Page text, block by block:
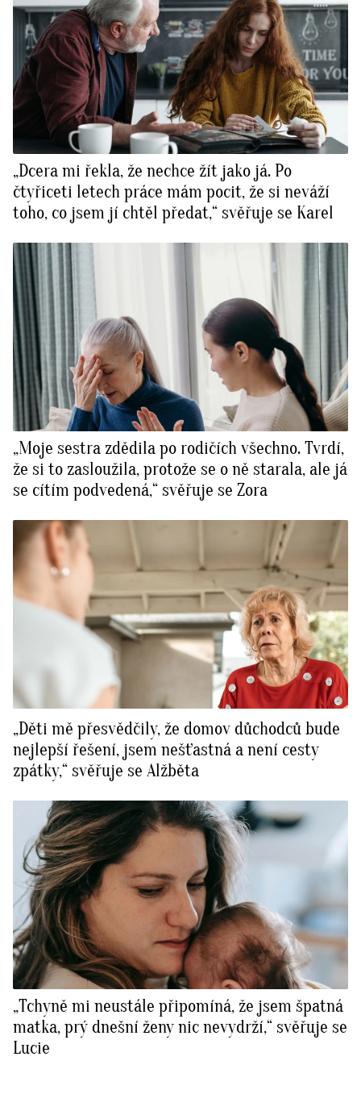
„Dcera mi řekla, že nechce žít jako já. Po
čtyřiceti letech práce mám pocit, že si neváží
toho, co jsem jí chtěl předat,“ svěřuje se Karel
„Moje sestra zdědila po rodičích všechno. Tvrdí,
že si to zasloužila, protože se o ně starala, ale já
se cítím podvedená,“ svěřuje se Zora
„Děti mě přesvědčily, že domov důchodců bude
nejlepší řešení, jsem nešťastná a není cesty
zpátky,“ svěřuje se Alžběta
„Tchyně mi neustále připomíná, že jsem špatná
matka, prý dnešní ženy nic nevydrží,“ svěřuje se
Lucie